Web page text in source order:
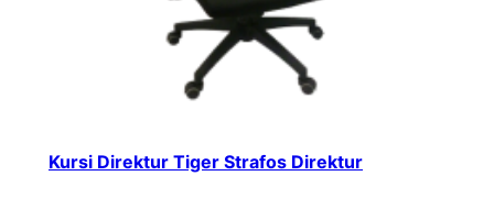
Kursi Direktur Tiger Strafos Direktur